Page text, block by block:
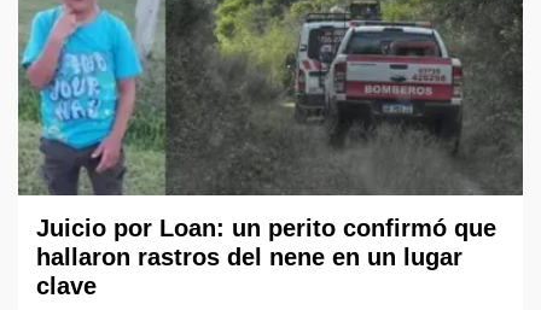
Juicio por Loan: un perito confirmó que
hallaron rastros del nene en un lugar
clave